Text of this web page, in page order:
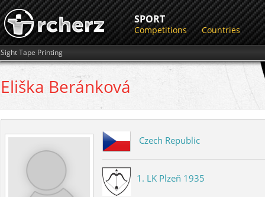
SPORT
Competitions Countries
Sight Tape Printing
Eliška Beránková
Czech Republic
1. LK Plzeň 1935